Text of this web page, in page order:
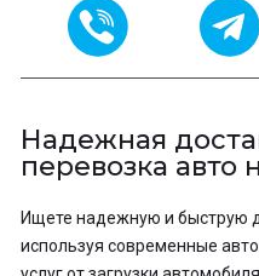
Надежная
перевозка авто
Ищете надежную и быструю
используя современные